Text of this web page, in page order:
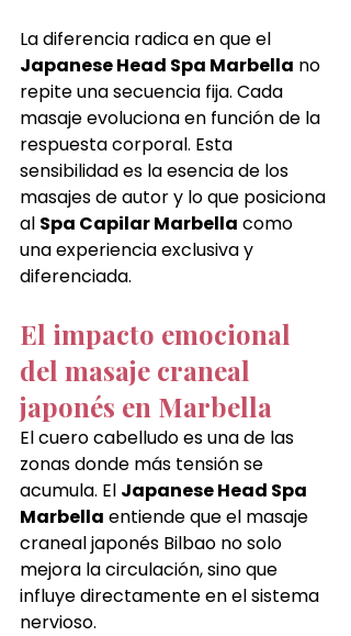
La diferencia radica en que el
Japanese Head Spa Marbella no
repite una secuencia fija. Cada
masaje evoluciona en función de la
respuesta corporal. Esta
sensibilidad es la esencia de los
masajes de autor y lo que posiciona
al Spa Capilar Marbella como
una experiencia exclusiva y
diferenciada.
El impacto emocional
del masaje craneal
japonés en Marbella
El cuero cabelludo es una de las
zonas donde más tensión se
acumula. El Japanese Head Spa
Marbella entiende que el masaje
craneal japonés Bilbao no solo
mejora la circulación, sino que
influye directamente en el sistema
nervioso.